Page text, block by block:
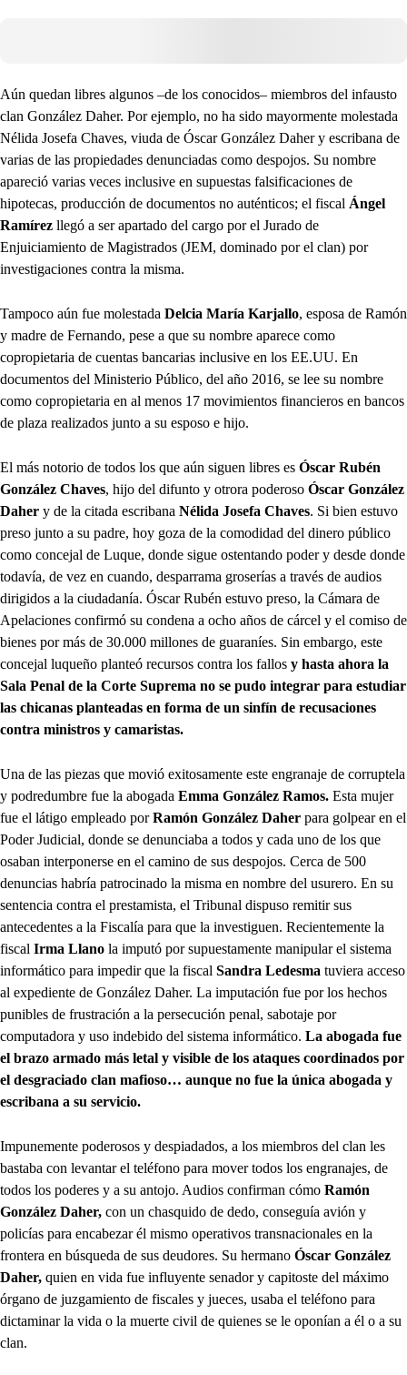
Aún quedan libres algunos –de los conocidos– miembros del infausto
clan González Daher. Por ejemplo, no ha sido mayormente molestada
Nélida Josefa Chaves, viuda de Óscar González Daher y escribana de
varias de las propiedades denunciadas como despojos. Su nombre
apareció varias veces inclusive en supuestas falsificaciones de
hipotecas, producción de documentos no auténticos; el fiscal Ángel
Ramírez llegó a ser apartado del cargo por el Jurado de
Enjuiciamiento de Magistrados (JEM, dominado por el clan) por
investigaciones contra la misma.
Tampoco aún fue molestada Delcia María Karjallo, esposa de Ramón
y madre de Fernando, pese a que su nombre aparece como
copropietaria de cuentas bancarias inclusive en los EE.UU. En
documentos del Ministerio Público, del año 2016, se lee su nombre
como copropietaria en al menos 17 movimientos financieros en bancos
de plaza realizados junto a su esposo e hijo.
El más notorio de todos los que aún siguen libres es Óscar Rubén
González Chaves, hijo del difunto y otrora poderoso Óscar González
Daher y de la citada escribana Nélida Josefa Chaves. Si bien estuvo
preso junto a su padre, hoy goza de la comodidad del dinero público
como concejal de Luque, donde sigue ostentando poder y desde donde
todavía, de vez en cuando, desparrama groserías a través de audios
dirigidos a la ciudadanía. Óscar Rubén estuvo preso, la Cámara de
Apelaciones confirmó su condena a ocho años de cárcel y el comiso de
bienes por más de 30.000 millones de guaraníes. Sin embargo, este
concejal luqueño planteó recursos contra los fallos y hasta ahora la
Sala Penal de la Corte Suprema no se pudo integrar para estudiar
las chicanas planteadas en forma de un sinfín de recusaciones
contra ministros y camaristas.
Una de las piezas que movió exitosamente este engranaje de corruptela
y podredumbre fue la abogada Emma González Ramos. Esta mujer
fue el látigo empleado porRamón González Daher para golpear en el
Poder Judicial, donde se denunciaba a todos y cada uno de los que
osaban interponerse en el camino de sus despojos. Cerca de 500
denuncias habría patrocinado la misma en nombre del usurero. En su
sentencia contra el prestamista, el Tribunal dispuso remitir sus
antecedentes a la Fiscalía para que la investiguen. Recientemente la
fiscal Irma Llano la imputó por supuestamente manipular el sistema
informático para impedir que la fiscal Sandra Ledesma tuviera acceso
al expediente de González Daher. La imputación fue por los hechos
punibles de frustración a la persecución penal, sabotaje por
computadora y uso indebido del sistema informático. La abogada fue
el brazo armado más letal y visible de los ataques coordinados por
el desgraciado clan mafioso… aunque no fue la única abogada y
escribana a su servicio.
Impunemente poderosos y despiadados, a los miembros del clan les
bastaba con levantar el teléfono para mover todos los engranajes, de
todos los poderes y a su antojo. Audios confirman cómo Ramón
González Daher, con un chasquido de dedo, conseguía avión y
policías para encabezar él mismo operativos transnacionales en la
frontera en búsqueda de sus deudores. Su hermano Óscar González
Daher, quien en vida fue influyente senador y capitoste del máximo
órgano de juzgamiento de fiscales y jueces, usaba el teléfono para
dictaminar la vida o la muerte civil de quienes se le oponían a él o a su
clan.